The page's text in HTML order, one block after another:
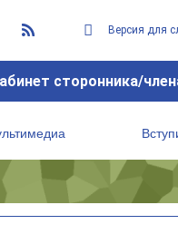
Версия для
сторонника/